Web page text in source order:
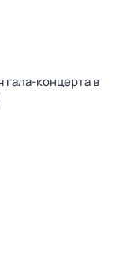
гала-концерта в